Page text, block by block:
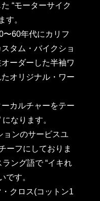
“モーターサイク
す。
〜60年代にカリフ
タム・バイクショ
ーダーした半袖ワ
オリジナル・ワー
カルチャーをテー
なります。
ョンのサービスユ
ーフにしておりま
ング語で “イキれ
です。
クロス(コットン1